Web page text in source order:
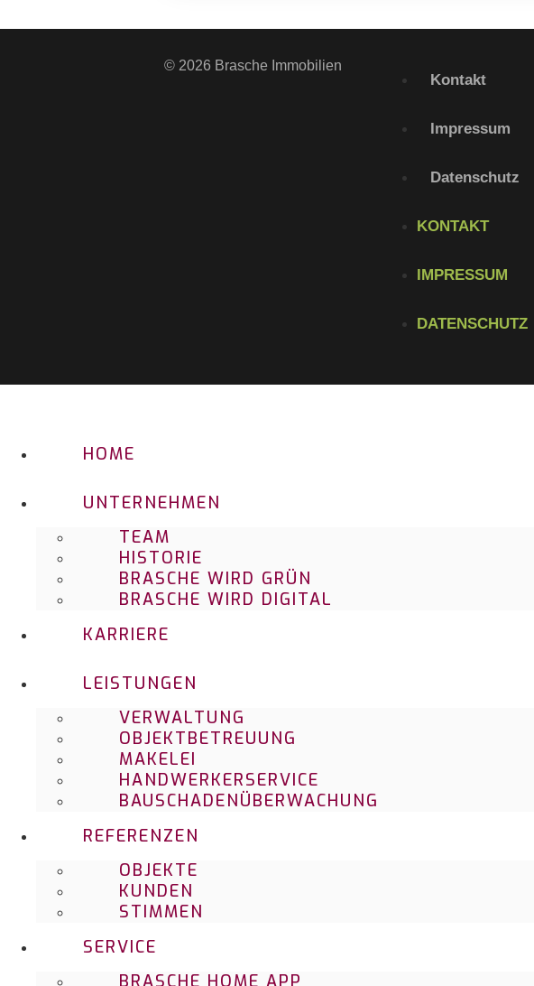
© 2026 Brasche Immobilien
Kontakt
Impressum
Datenschutz
KONTAKT
IMPRESSUM
DATENSCHUTZ
HOME
UNTERNEHMEN
TEAM
HISTORIE
BRASCHE WIRD GRÜN
BRASCHE WIRD DIGITAL
KARRIERE
LEISTUNGEN
VERWALTUNG
OBJEKTBETREUUNG
MAKELEI
HANDWERKERSERVICE
BAUSCHADENÜBERWACHUNG
REFERENZEN
OBJEKTE
KUNDEN
STIMMEN
SERVICE
BRASCHE HOME APP